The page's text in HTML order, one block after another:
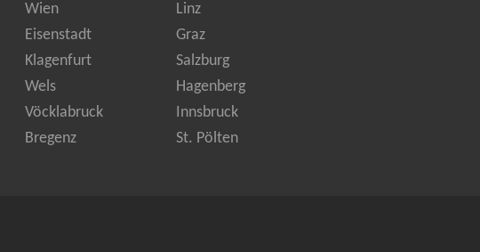
Wien
Linz
Eisenstadt
Graz
Klagenfurt
Salzburg
Wels
Hagenberg
Vöcklabruck
Innsbruck
Bregenz
St. Pölten